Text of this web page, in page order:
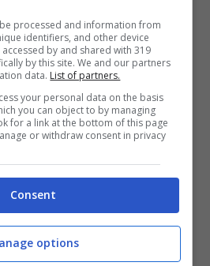
sbagliato a
processed and information from
identifiers, and other device
by and shared with 319
by this site. We and our partners
data. List of partners.
your personal data on the basis
you can object to by managing
for a link at the bottom of this page
or withdraw consent in privacy
Consent
options